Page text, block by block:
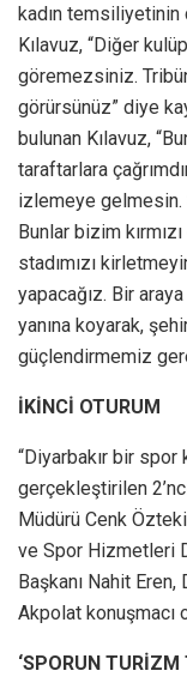
kadın
Kılavuz, “Diğer
göremezsiniz.
görürsünüz” diye
bulunan Kılavuz,
taraftarlara
izlemeye
Bunlar bizim
stadımızı
yapacağız. Bir
yanına koyarak,
güçlendirmemiz
İKİNCİ OTURUM
“Diyarbakır bir spor
gerçekleştirilen
Müdürü Cenk
ve Spor Hizmetleri
Başkanı Nahit
Akpolat konuşmacı
‘SPORUN TURİZM